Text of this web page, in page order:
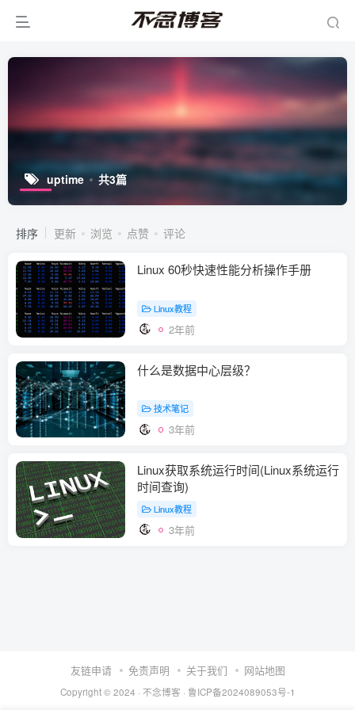
uptime 共3篇
排序 更新 浏览 点赞 评论
Linux 60秒快速性能分析操作手册
Linux教程
2年前
什么是数据中心层级？
技术笔记
3年前
Linux获取系统运行时间(Linux系统运行
时间查询)
Linux教程
3年前
友链申请 免责声明 关于我们 网站地图
Copyright © 2024 · 不念博客 · 鲁ICP备2024089053号-1